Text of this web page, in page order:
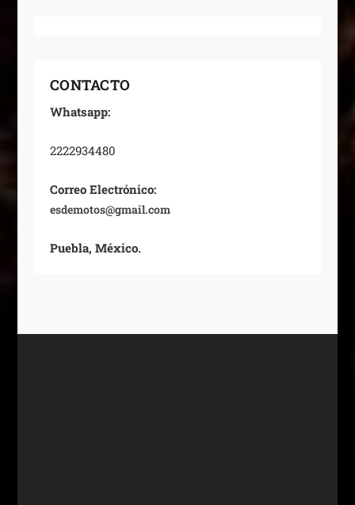
CONTACTO
Whatsapp:
2222934480
Correo Electrónico:
esdemotos@gmail.com
Puebla, México.